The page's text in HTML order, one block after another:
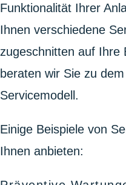
Funktionalität Ihrer
Ihnen verschiedene
zugeschnitten auf Ihre
beraten wir Sie zu
Servicemodell.
Einige Beispiele von
Ihnen anbieten: